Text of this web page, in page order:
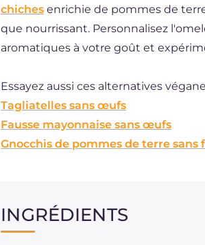
chiches enrichie de pommes de
que nourrissant. Personnalisez
aromatiques à votre goût et
Essayez aussi ces alternatives
Tagliatelles sans œufs
Fausse mayonnaise sans œufs
Gnocchis de pommes de terre sans
INGRÉDIENTS